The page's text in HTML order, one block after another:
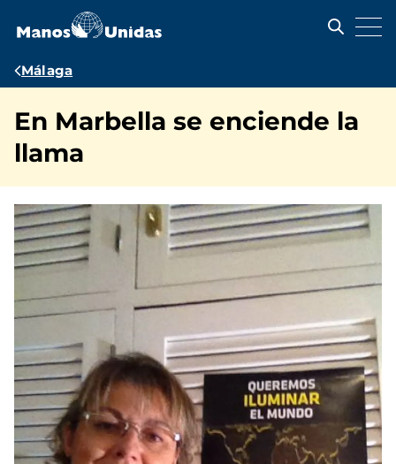
contenido
Ruta
navegación
Málaga
En Marbella se enciende la
llama